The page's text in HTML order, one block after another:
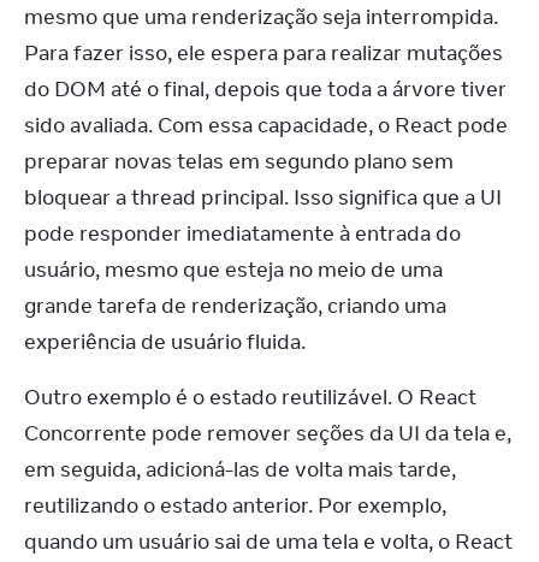
mesmo que uma renderização seja interrompida.
Para fazer isso, ele espera para realizar mutações
do DOM até o final, depois que toda a árvore tiver
sido avaliada. Com essa capacidade, o React pode
preparar novas telas em segundo plano sem
bloquear a thread principal. Isso significa que a UI
pode responder imediatamente à entrada do
usuário, mesmo que esteja no meio de uma
grande tarefa de renderização, criando uma
experiência de usuário fluida.
Outro exemplo é o estado reutilizável. O React
Concorrente pode remover seções da UI da tela e,
em seguida, adicioná-las de volta mais tarde,
reutilizando o estado anterior. Por exemplo,
quando um usuário sai de uma tela e volta, o React